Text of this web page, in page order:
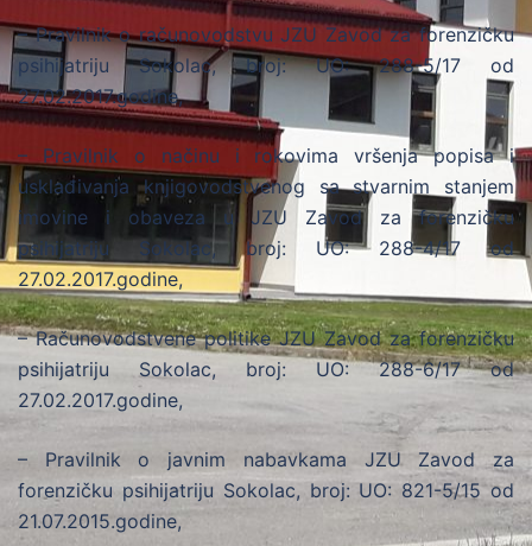
– Pravilnik o računovodstvu JZU Zavod za forenzičku
psihijatriju Sokolac, broj: UO: 288-5/17 od
27.02.2017.godine,
– Pravilnik o načinu i rokovima vršenja popisa i
usklađivanja knjigovodstvenog sa stvarnim stanjem
imovine i obaveza u JZU Zavod za forenzičku
psihijatriju Sokolac, broj: UO: 288-4/17 od
27.02.2017.godine,
– Računovodstvene politike JZU Zavod za forenzičku
psihijatriju Sokolac, broj: UO: 288-6/17 od
27.02.2017.godine,
– Pravilnik o javnim nabavkama JZU Zavod za
forenzičku psihijatriju Sokolac, broj: UO: 821-5/15 od
21.07.2015.godine,